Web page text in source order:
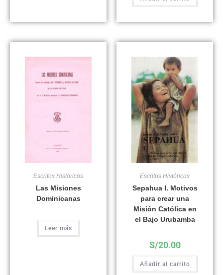
Escritos Históricos
Las Misiones
Dominicanas
Leer más
Escritos Históricos
Sepahua I. Motivos
para crear una
Misión Católica en
el Bajo Urubamba
S/20.00
Añadir al carrito